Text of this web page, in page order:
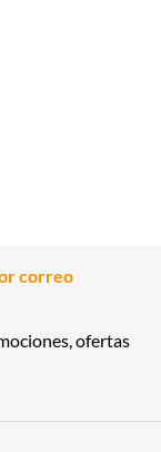
correo
ofertas